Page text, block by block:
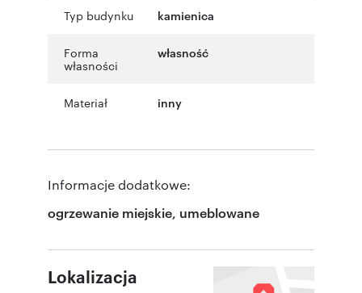
Typ budynku kamienica
Forma
własności
własność
Materiał inny
Informacje dodatkowe:
ogrzewanie miejskie, umeblowane
Lokalizacja